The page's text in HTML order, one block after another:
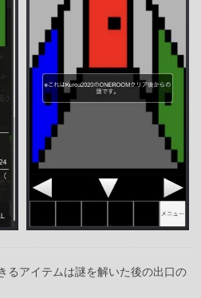
るアイテムは謎を解いた後の出口の